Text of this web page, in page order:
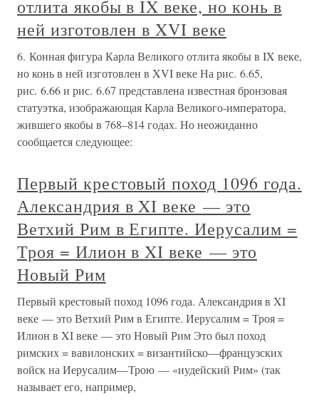
отлита якобы в IX веке, но конь в
ней изготовлен в XVI веке
6. Конная фигура Карла Великого отлита якобы в IX веке,
но конь в ней изготовлен в XVI веке На рис. 6.65,
рис. 6.66 и рис. 6.67 представлена известная бронзовая
статуэтка, изображающая Карла Великого-императора,
жившего якобы в 768–814 годах. Но неожиданно
сообщается следующее:
Первый крестовый поход 1096 года.
Александрия в XI веке — это
Ветхий Рим в Египте. Иерусалим =
Троя = Илион в XI веке — это
Новый Рим
Первый крестовый поход 1096 года. Александрия в XI
веке — это Ветхий Рим в Египте. Иерусалим = Троя =
Илион в XI веке — это Новый Рим Это был поход
римских = вавилонских = византийско—французских
войск на Иерусалим—Трою — «иудейский Рим» (так
называет его, например,